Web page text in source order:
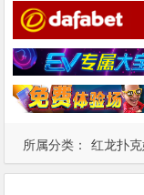
所属分类： 红龙扑